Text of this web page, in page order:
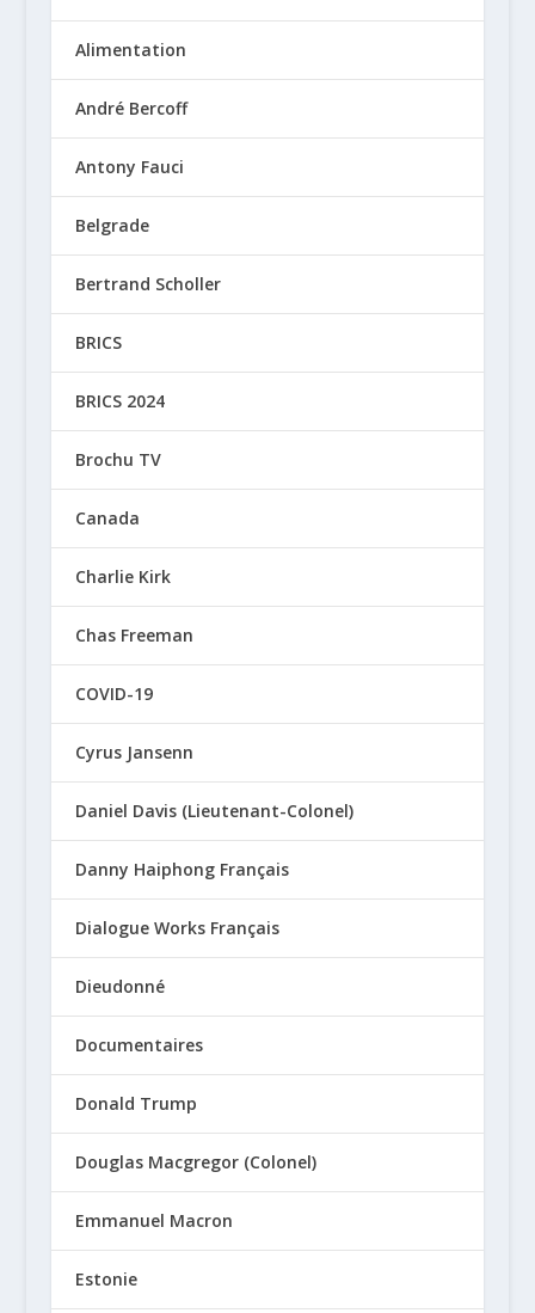
Alimentation
André Bercoff
Antony Fauci
Belgrade
Bertrand Scholler
BRICS
BRICS 2024
Brochu TV
Canada
Charlie Kirk
Chas Freeman
COVID-19
Cyrus Jansenn
Daniel Davis (Lieutenant-Colonel)
Danny Haiphong Français
Dialogue Works Français
Dieudonné
Documentaires
Donald Trump
Douglas Macgregor (Colonel)
Emmanuel Macron
Estonie